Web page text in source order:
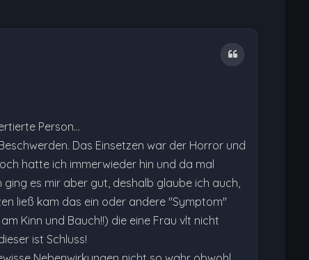
Zitat
Person...
Das Einsetzen war der Horror und
hatte ich immerwieder hin und da mal
ging es mir aber gut, deshalb glaube ich auch,
ließ kam das ein oder andere "Symptom"
Kinn und Bauch!!) die eine Frau vlt nicht
ist Schluss!